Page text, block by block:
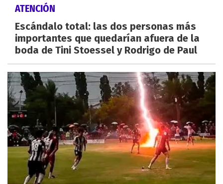
ATENCIÓN
Escándalo total: las dos personas más
importantes que quedarían afuera de la
boda de Tini Stoessel y Rodrigo de Paul